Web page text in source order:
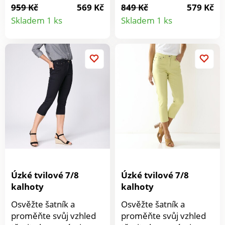
Vzadu knoflíčky a očka.
Spadlé rukávy s
ohrnutím. Vpředu a
nařasením. Rovný
spodní lem. Lze prát v
959 Kč
569 Kč
Skladem 1 ks
Detail
údržba. Vpředu a vzadu
výstřih do V. Volánové
krátké rukávy.
bocích. Rozšířený
spodní lem. Lze prát v
pračce.
849 Kč
579 Kč
Skladem 1 ks
Detail
Úzké tvilové 7/8
kalhoty
Osvěžte šatník a
proměňte svůj vzhled
Úzké tvilové 7/8
kalhoty
Osvěžte šatník a
proměňte svůj vzhled